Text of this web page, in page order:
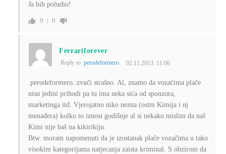
Ja bih poludio!
0 0
Ferrariforever
Reply to perodeformero 02.11.2013. 11:06
.perodeformero..zvuči strašno. Al, znamo da vozaćima plače
nisu jedini prihodi pa tu ima neka sića od sponzora,
marketinga itd. Vjerojatno niko nezna (osim Kimija i nj
menađera) kolko to iznosi godišnje al si nekako mislim da naš
Kimi nije baš na kikirikiju.
Btw. moram napomenuti da je izostanak plače vozačima u tako
visokim kategorijama natjecanja zaista kriminal. S obzirom da